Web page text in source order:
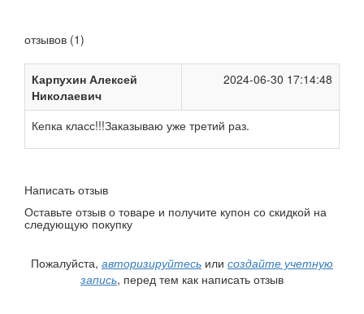
отзывов (1)
Карпухин Алексей
Николаевич
2024-06-30 17:14:48
Кепка класс!!!Заказываю уже третий раз.
Написать отзыв
Оставьте отзыв о товаре и получите купон со скидкой на
следующую покупку
Пожалуйста, авторизируйтесь или создайте учетную
запись, перед тем как написать отзыв